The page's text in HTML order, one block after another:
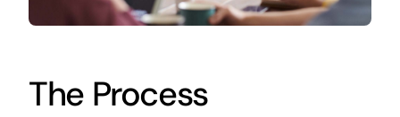
The Process